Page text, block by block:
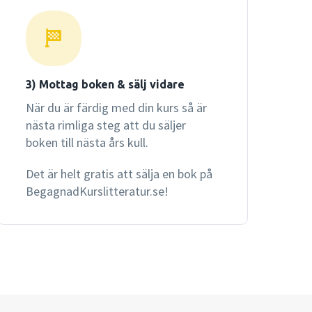
3) Mottag boken & sälj vidare
När du är färdig med din kurs så är
nästa rimliga steg att du säljer
boken till nästa års kull.
Det är helt gratis att sälja en bok på
BegagnadKurslitteratur.se!